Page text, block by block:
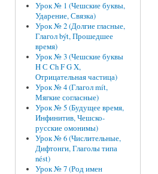
Урок № 1 (Чешские буквы,
Ударение, Связка)
Урок № 2 (Долгие гласные,
Глагол být, Прошедшее
время)
Урок № 3 (Чешские буквы
H С Ch F G X,
Отрицательная частица)
Урок № 4 (Глагол mít,
Мягкие согласные)
Урок № 5 (Будущее время,
Инфинитив, Чешско-
русские омонимы)
Урок № 6 (Числительные,
Дифтонги, Глаголы типа
nést)
Урок № 7 (Род имен